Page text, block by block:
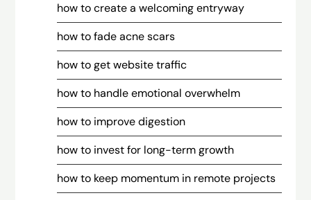
how to create a welcoming entryway
how to fade acne scars
how to get website traffic
how to handle emotional overwhelm
how to improve digestion
how to invest for long-term growth
how to keep momentum in remote projects